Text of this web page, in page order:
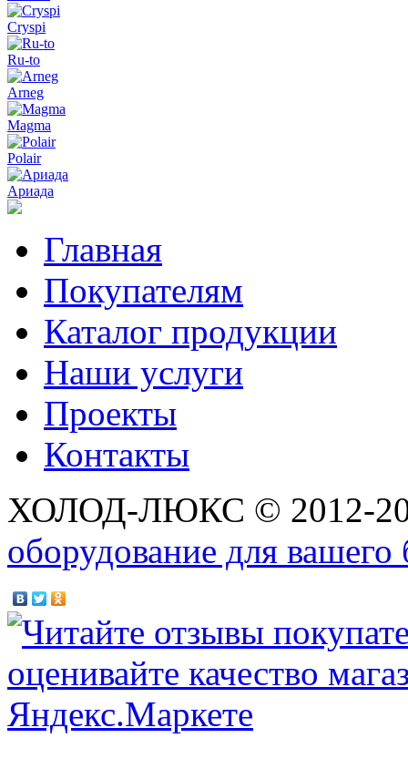
Cryspi
Ru-to
Arneg
Magma
Polair
Ариада
Главная
Покупателям
Каталог продукции
Наши услуги
Проекты
Контакты
ХОЛОД-ЛЮКС © 2012-
оборудование для вашего